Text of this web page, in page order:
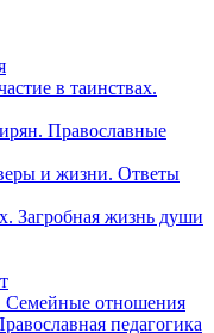
в таинствах.
Православные
и жизни. Ответы
Загробная жизнь души
Семейные отношения
педагогика